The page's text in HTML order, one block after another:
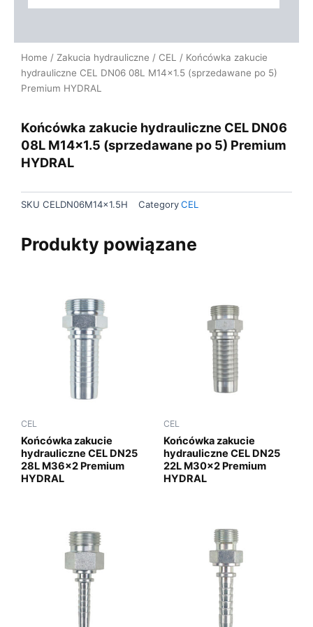
Home / Zakucia hydrauliczne / CEL
/ Końcówka zakucie
hydrauliczne CEL DN06 08L M14x1.5 (sprzedawane po 5)
Premium HYDRAL
Końcówka zakucie hydrauliczne CEL DN06
08L M14x1.5 (sprzedawane po 5) Premium
HYDRAL
SKU CELDN06M14x1.5H CategoryCEL
Produkty powiązane
CEL
Końcówka zakucie
hydrauliczne CEL DN25
28L M36x2 Premium
HYDRAL
CEL
Końcówka zakucie
hydrauliczne CEL DN25
22L M30x2 Premium
HYDRAL